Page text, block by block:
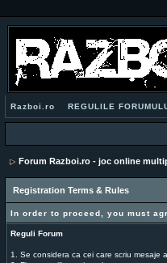
Razboi.ro REGULILE
Forum Razboi.ro - joc online
Registration Terms & Rules
In order to proceed, you must
Reguli Forum
1. Se considera ca cei care scriu mesaje